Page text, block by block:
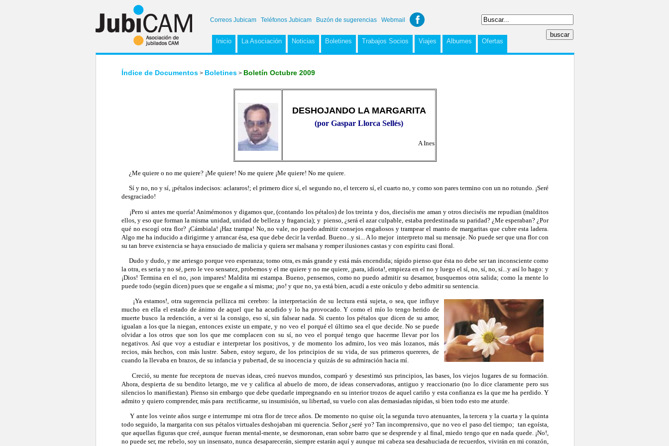
Correos Jubicam Teléfonos Jubicam Buzón de sugerencias Webmail
Inicio La Asociación Noticias Boletines Trabajos Socios Viajes Albumes Ofertas
Índice de Documentos > Boletines > Boletín Octubre 2009
DESHOJANDO LA MARGARITA
(por Gaspar Llorca Sellés)
A Ines
¿Me quiere o no me quiere? ¡Me quiere! No me quiere ¡Me quiere! No me quiere.
Sí y no, no y sí, ¡pétalos indecisos: aclararos!; el primero dice sí, el segundo no, el tercero sí, el cuarto no, y como son pares termino con un no rotundo. ¡Seré
desgraciado!
¡Pero si antes me quería! Animémonos y digamos que, (contando los pétalos) de los treinta y dos, dieciséis me aman y otros dieciséis me repudian (malditos
ellos, y eso que forman la misma unidad, unidad de belleza y fragancia); y pienso, ¿será el azar culpable, estaba predestinada su paridad? ¿Me esperaban? ¿Por
qué no escogí otra flor? ¡Cámbiala! ¡Haz trampa! No, no vale, no puedo admitir consejos engañosos y trampear el manto de margaritas que cubre esta ladera.
Algo me ha inducido a dirigirme y arrancar ésa, esa que debe decir la verdad. Bueno...y si... A lo mejor interpreto mal su mensaje. No puede ser que una flor con
su tan breve existencia se haya ensuciado de malicia y quiera ser malsana y romper ilusiones castas y con espíritu casi floral.
Dudo y dudo, y me arriesgo porque veo esperanza; tomo otra, es más grande y está más encendida; rápido pienso que ésta no debe ser tan inconsciente como
la otra, es seria y no sé, pero le veo sensatez, probemos y el me quiere y no me quiere, ¡para, idiota!, empieza en el no y luego el sí, no, sí, no, sí...y así lo hago: y
¡Dios! Termina en el no, ¡son impares! Maldita mi estampa. Bueno, pensemos, como no puedo admitir su desamor, busquemos otra salida; como la mente lo
puede todo (según dicen) pues que se engañe a sí misma; ¡no! y que no, ya está bien, acudí a este oráculo y debo admitir su sentencia.
¡Ya estamos!, otra sugerencia pellizca mi cerebro: la interpretación de su lectura está sujeta, o sea, que influye
mucho en ella el estado de ánimo de aquel que ha acudido y lo ha provocado. Y como el mío lo tengo herido de
muerte busco la redención, a ver si la consigo, eso sí, sin falsear nada. Si cuento los pétalos que dicen de su amor,
igualan a los que la niegan, entonces existe un empate, y no veo el porqué el último sea el que decide. No se puede
olvidar a los otros que son los que me complacen con su sí, no veo el porqué tengo que hacerme llevar por los
negativos. Así que voy a estudiar e interpretar los positivos, y de momento los admiro, los veo más lozanos, más
recios, más hechos, con más lustre. Saben, estoy seguro, de los principios de su vida, de sus primeros quereres, de
cuando la llevaba en brazos, de su infancia y pubertad, de su inocencia y quizás de su admiración hacia mí.
Creció, su mente fue receptora de nuevas ideas, creó nuevos mundos, comparó y desestimó sus principios, las bases, los viejos lugares de su formación.
Ahora, despierta de su bendito letargo, me ve y califica al abuelo de moro, de ideas conservadoras, antiguo y reaccionario (no lo dice claramente pero sus
silencios lo manifiestan). Pienso sin embargo que debe quedarle impregnando en su interior trozos de aquel cariño y esta confianza es la que me ha perdido. Y
admito y quiero comprender, más para rectificarme, su insumisión, su libertad, su vuelo con alas demasiadas rápidas, si bien todo esto me aturde.
Y ante los veinte años surge e interrumpe mi otra flor de trece años. De momento no quise oír, la segunda tuvo atenuantes, la tercera y la cuarta y la quinta
todo seguido, la margarita con sus pétalos virtuales deshojaban mi querencia. Señor ¿seré yo? Tan incomprensivo, que no veo el paso del tiempo; tan egoísta,
que aquellas figuras que creé, aunque fueran mental-mente, se desmoronan, eran sobre barro que se desprende y al final, miedo tengo que en nada quede. ¡No!,
no puede ser, me rebelo, soy un insensato, nunca desaparecerán, siempre estarán aquí y aunque mi cabeza sea desahuciada de recuerdos, vivirán en mi corazón,